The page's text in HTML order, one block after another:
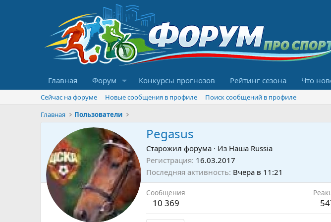
Главная Форум Конкурсы прогнозов Рейтинг сезона Что
Сейчас на форуме Новые сообщения в профиле
Поиск сообщений в профиле
Главная
Пользователи
Pegasus
Старожил форума · Из Наша Russia
Регистрация 16.03.2017
Последняя активность Вчера в 11:21
Сообщения
10 369